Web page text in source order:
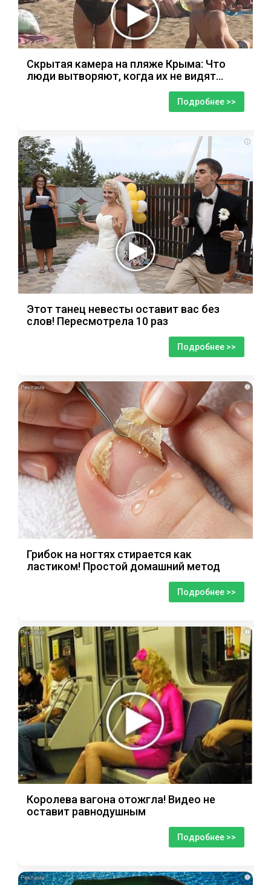
Скрытая камера на пляже Крыма: Что
люди вытворяют, когда их не видят...
Подробнее >>
i
Этот танец невесты оставит вас без
слов! Пересмотрела 10 раз
Подробнее >>
i
Грибок на ногтях стирается как
ластиком! Простой домашний метод
Подробнее >>
i
Королева вагона отожгла! Видео не
оставит равнодушным
Подробнее >>
i